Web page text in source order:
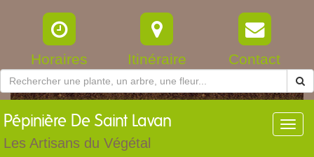
Horaires Itinéraire Contact
Pépinière De Saint Lavan
Les Artisans du Végétal